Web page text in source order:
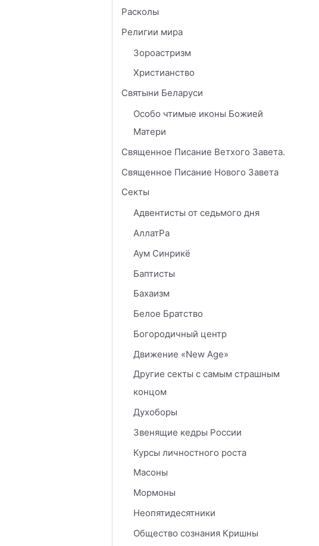
Расколы
Религии мира
Зороастризм
Христианство
Святыни Беларуси
Особо чтимые иконы Божией
Матери
Священное Писание Ветхого Завета.
Священное Писание Нового Завета
Секты
Адвентисты от седьмого дня
АллатРа
Аум Синрикё
Баптисты
Бахаизм
Белое Братство
Богородичный центр
Движение «New Age»
Другие секты с самым страшным
концом
Духоборы
Звенящие кедры России
Курсы личностного роста
Масоны
Мормоны
Неопятидесятники
Общество сознания Кришны